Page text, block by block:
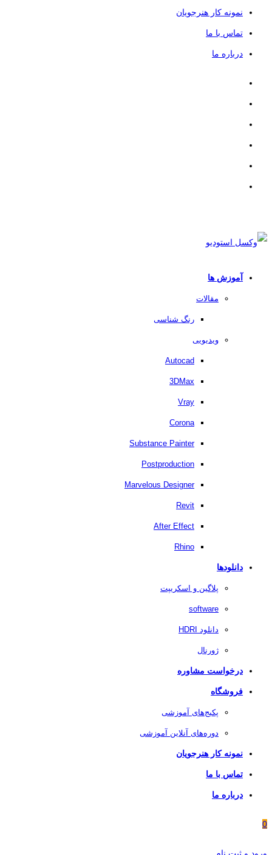
نمونه کار هنرجویان
تماس با ما
درباره ما
آموزش ها
مقالات
رنگ شناسی
ویدیویی
Autocad
3DMax
Vray
Corona
Substance Painter
Postproduction
Marvelous Designer
Revit
After Effect
Rhino
دانلودها
پلاگین و اسکریپت
software
دانلود HDRI
ژورنال
درخواست مشاوره
فروشگاه
پکیج‌های آموزشی
دوره‌های آنلاین آموزشی
نمونه کار هنرجویان
تماس با ما
درباره ما
0